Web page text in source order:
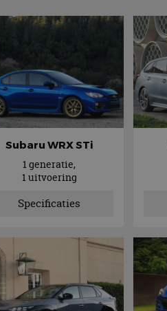
Subaru WRX STi
1 generatie,
1 uitvoering
Specificaties